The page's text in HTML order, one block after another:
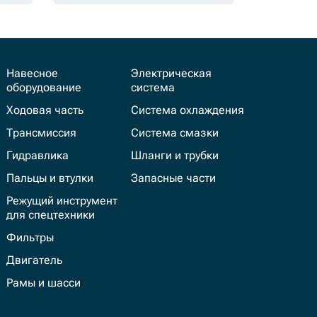
Навесное
оборудование
Ходовая часть
Трансмиссия
Гидравлика
Пальцы и втулки
Режущий инструмент
для спецтехники
Фильтры
Двигатель
Рамы и шасси
Электрическая
система
Система охлаждения
Система смазки
Шланги и трубки
Запасные части